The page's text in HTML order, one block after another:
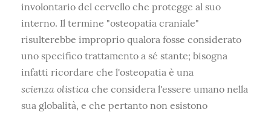
involontario del cervello che protegge al suo
interno. Il termine "osteopatia craniale"
risulterebbe improprio qualora fosse considerato
uno specifico trattamento a sé stante; bisogna
infatti ricordare che l'osteopatia è una
scienza olistica che considera l'essere umano nella
sua globalità, e che pertanto non esistono